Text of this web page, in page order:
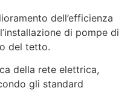
dell’efficienza
di pompe di
del tetto.
della rete elettrica,
gli standard